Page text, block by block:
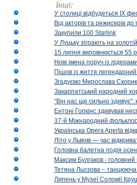
Інші:
У столиці відбудеться IX
Від акторів та режисерів
Закупили 100 Starlink
У Луцьку зіграють на
15 липня виповнюється 55
Нові імена поруч із
Пішов із життя
Згадуємо Мирослава
Закарпатський народний
“Він нас ще сильно
Ентоні Гопкінс здивував
37-й Міжнародний
Українська Opera Aperta
Літо у Львові — час
Головна балетна подія
Максим Булгаков -
Тетяна Льозова –
Липень у Музеї Соломії